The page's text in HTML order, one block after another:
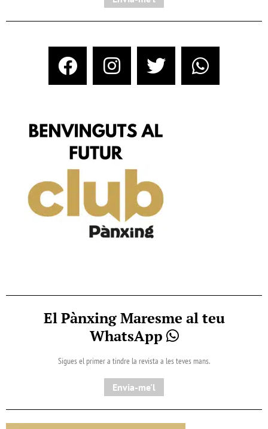
El Pànxing Maresme al teu
WhatsApp
Sigues el primer a tindre la revista a les teves mans.
Envia-me'l